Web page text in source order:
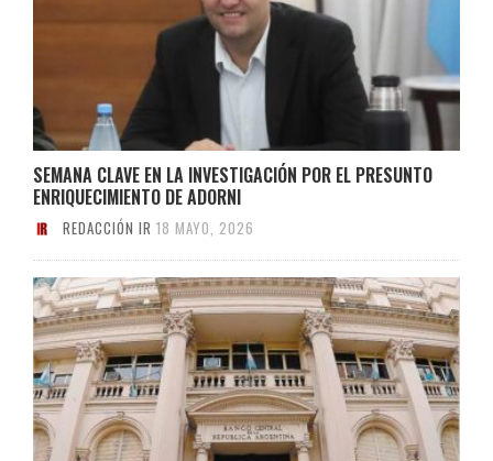
SEMANA CLAVE EN LA INVESTIGACIÓN POR EL PRESUNTO
ENRIQUECIMIENTO DE ADORNI
REDACCIÓN IR 18 MAYO, 2026